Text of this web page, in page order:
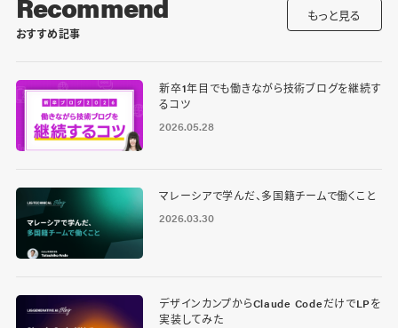
おすすめ記事
もっと見る
新卒1年目でも働きながら技術ブログを継続す
るコツ
2026.05.28
マレーシアで学んだ、多国籍チームで働くこと
2026.03.30
デザインカンプからClaude CodeだけでLPを
実装してみた